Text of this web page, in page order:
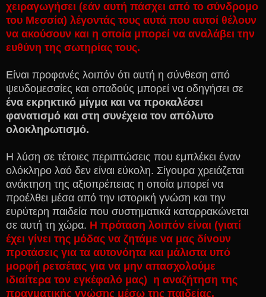
χειραγωγήσει (εάν αυτή πάσχει από το σύνδρομο
του Μεσσία) λέγοντάς τους αυτά που αυτοί θέλουν
να ακούσουν και η οποία μπορεί να αναλάβει την
ευθύνη της σωτηρίας τους.
Είναι προφανές λοιπόν ότι αυτή η σύνθεση από
ψευδομεσσίες και οπαδούς μπορεί να οδηγήσει σε
ένα εκρηκτικό μίγμα και να προκαλέσει
φανατισμό και στη συνέχεια τον απόλυτο
ολοκληρωτισμό.
Η λύση σε τέτοιες περιπτώσεις που εμπλέκει έναν
ολόκληρο λαό δεν είναι εύκολη. Σίγουρα χρειάζεται
ανάκτηση της αξιοπρέπειας η οποία μπορεί να
προέλθει μέσα από την ιστορική γνώση και την
ευρύτερη παιδεία που συστηματικά καταρρακώνεται
σε αυτή τη χώρα. Η πρόταση λοιπόν είναι (γιατί
έχει γίνει της μόδας να ζητάμε να μας δίνουν
προτάσεις για τα αυτονόητα και μάλιστα υπό
μορφή ρετσέτας για να μην απασχολούμε
ιδιαίτερα τον εγκέφαλό μας) η αναζήτηση της
πραγματικής γνώσης μέσω της παιδείας.